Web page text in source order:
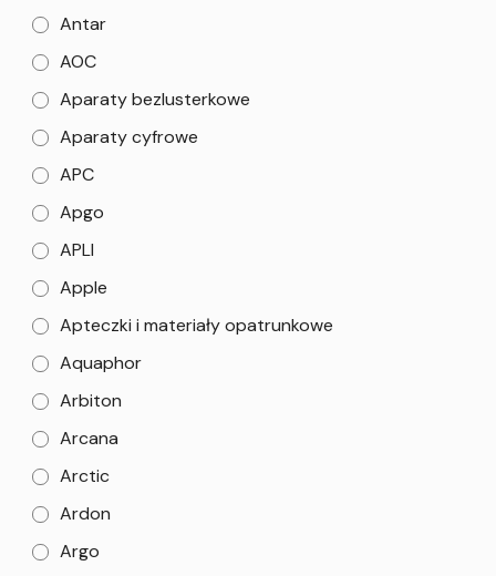
Antar
AOC
Aparaty bezlusterkowe
Aparaty cyfrowe
APC
Apgo
APLI
Apple
Apteczki i materiały opatrunkowe
Aquaphor
Arbiton
Arcana
Arctic
Ardon
Argo